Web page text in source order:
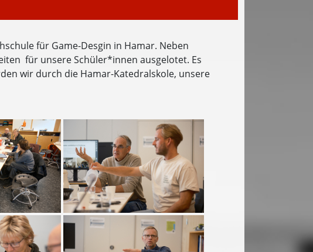
für Game-Desgin in Hamar. Neben
für unsere Schüler*innen ausgelotet. Es
wir durch die Hamar-Katedralskole, unsere